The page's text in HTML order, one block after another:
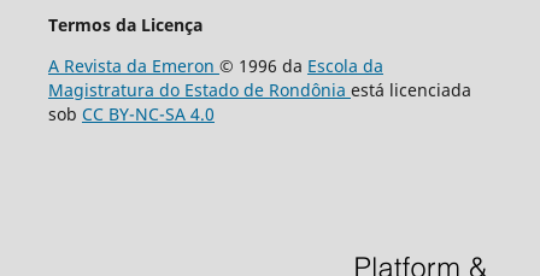
Termos da Licença
A Revista da Emeron © 1996 da Escola da
Magistratura do Estado de Rondônia está licenciada
sob CC BY-NC-SA 4.0